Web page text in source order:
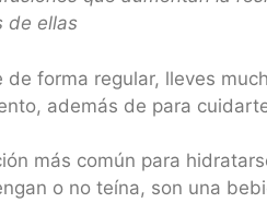
de ellas
de forma regular, lleves
además de para
más común para
o no teína, son una